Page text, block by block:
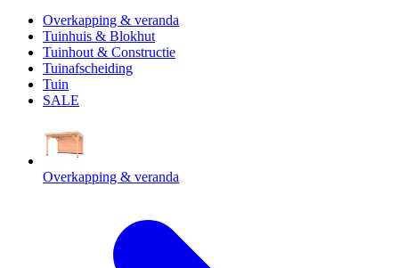
Overkapping & veranda
Tuinhuis & Blokhut
Tuinhout & Constructie
Tuinafscheiding
Tuin
SALE
Overkapping & veranda